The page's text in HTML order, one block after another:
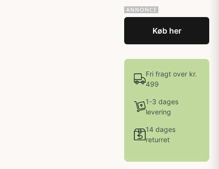
Køb her
Fri fragt over kr.
499
1-3 dages
levering
14 dages
returret